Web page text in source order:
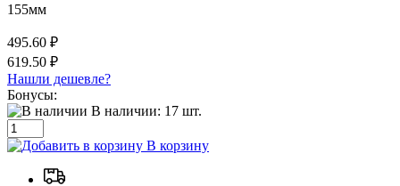
155мм
495.60 ₽
619.50 ₽
Нашли дешевле?
Бонусы:
В наличии: 17 шт.
В корзину